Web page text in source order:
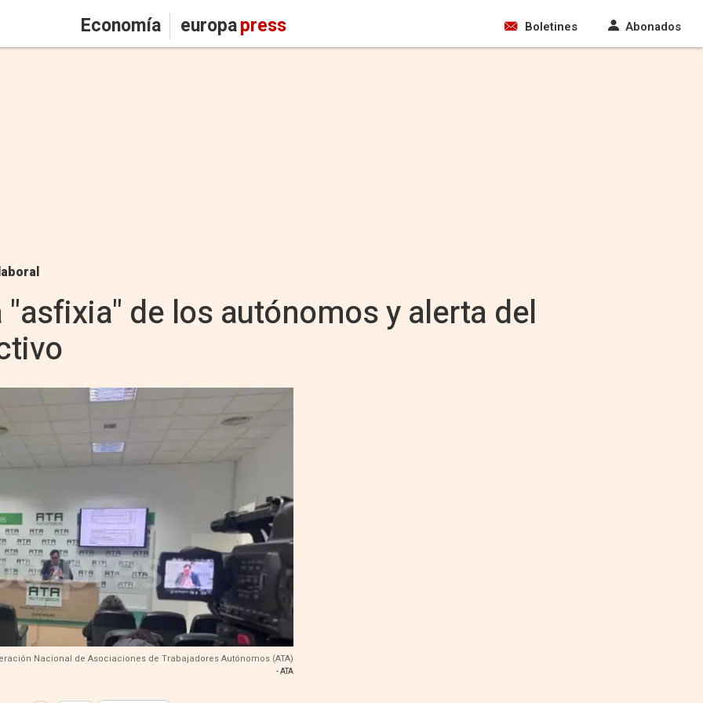
Economía europapress Boletines Abonados
"asfixia" de los autónomos y alerta del
Nacional de Asociaciones de Trabajadores Autónomos (ATA)
- ATA